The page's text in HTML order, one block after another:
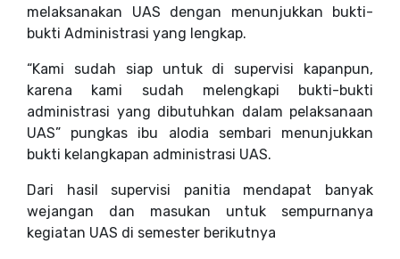
melaksanakan UAS dengan menunjukkan bukti-
bukti Administrasi yang lengkap.
“Kami sudah siap untuk di supervisi kapanpun,
karena kami sudah melengkapi bukti-bukti
administrasi yang dibutuhkan dalam pelaksanaan
UAS” pungkas ibu alodia sembari menunjukkan
bukti kelangkapan administrasi UAS.
Dari hasil supervisi panitia mendapat banyak
wejangan dan masukan untuk sempurnanya
kegiatan UAS di semester berikutnya